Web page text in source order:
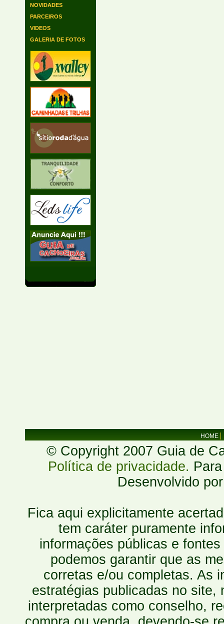
NOVIDADES
PARCEIROS
VIDEOS
GALERIA DE FOTOS
HOME
© Copyright 2007 Guia de
Política de privacidade.
Desenvolvido
Fica aqui explicitamente
tem caráter puramente
informações públicas e
podemos garantir que as
corretas e/ou completas. As
estratégias publicadas no site,
interpretadas como conselho,